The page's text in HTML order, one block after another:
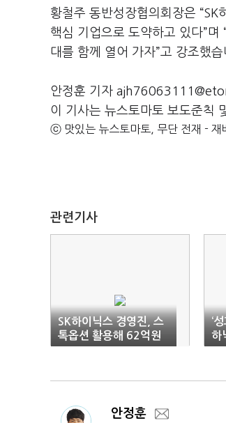
황철주 동반성장협의회장은
핵심 기업으로 도약하고 있다”
대를 함께 열어 가자”고 강조했습
안정훈 기자
이 기사는 뉴스토마토 보도준칙
ⓒ 맛있는 뉴스토마토, 무단 전재 - 재
관련기사
SK하이닉스 경영진, 스
톡옵션 활용해 62억원
자사주 매입
‘
하
안정훈